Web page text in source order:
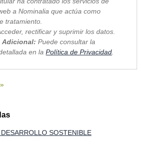
a Nominalia que actúa como
tratamiento.
rectificar y suprimir los datos.
Adicional: Puede consultar la
en laPolítica de Privacidad